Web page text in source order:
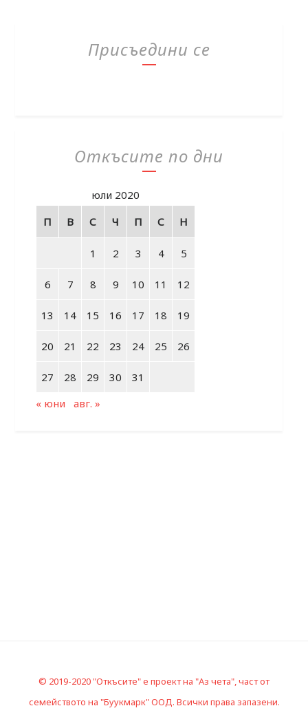
Присъедини се
Откъсите по дни
юли 2020
П
В С Ч П С Н
1 2 3 4 5
6 7 8 9 10 11 12
13 14 15 16 17 18 19
20 21 22 23 24 25 26
27 28 29 30
31
« юни
авг. »
© 2019-2020 "Откъсите" е проект на "Аз чета", част от
семейството на "Буукмарк" ООД. Всички права запазени.